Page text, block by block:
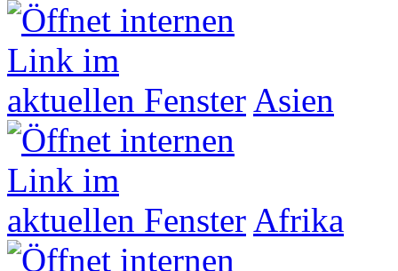
Asien
Afrika